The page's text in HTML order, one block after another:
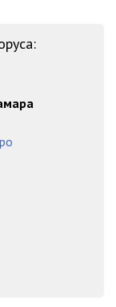
Ультрамара
Ультрамара
Ультрамара
Ультрамара
Ультрамара